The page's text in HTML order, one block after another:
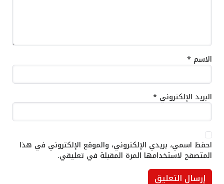
الاسم *
البريد الإلكتروني *
احفظ اسمي، بريدي الإلكتروني، والموقع الإلكتروني في هذا
المتصفح لاستخدامها المرة المقبلة في تعليقي.